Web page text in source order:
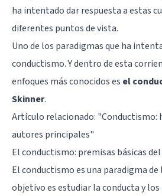
ha intentado dar respuesta a estas
diferentes puntos de vista.
Uno de los paradigmas que ha
conductismo. Y dentro de esta
enfoques más conocidos es el
Skinner.
Artículo relacionado: "Conductismo:
autores principales"
El conductismo: premisas básicas
El conductismo es una paradigma
objetivo es estudiar la conducta y los